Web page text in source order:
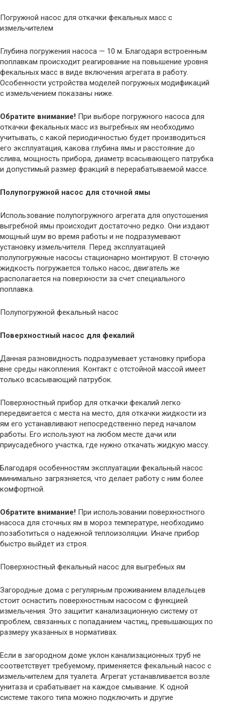
Погружной насос для откачки фекальных масс с
измельчителем
Глубина погружения насоса — 10 м. Благодаря встроенным
поплавкам происходит реагирование на повышение уровня
фекальных масс в виде включения агрегата в работу.
Особенности устройства моделей погружных модификаций
с измельчением показаны ниже.
Обратите внимание! При выборе погружного насоса для
откачки фекальных масс из выгребных ям необходимо
учитывать, с какой периодичностью будет производиться
его эксплуатация, какова глубина ямы и расстояние до
слива, мощность прибора, диаметр всасывающего патрубка
и допустимый размер фракций в перерабатываемой массе.
Полупогружной насос для сточной ямы
Использование полупогружного агрегата для опустошения
выгребной ямы происходит достаточно редко. Они издают
мощный шум во время работы и не подразумевают
установку измельчителя. Перед эксплуатацией
полупогружные насосы стационарно монтируют. В сточную
жидкость погружается только насос, двигатель же
располагается на поверхности за счет специального
поплавка.
Полупогружной фекальный насос
Поверхностный насос для фекалий
Данная разновидность подразумевает установку прибора
вне среды накопления. Контакт с отстойной массой имеет
только всасывающий патрубок.
Поверхностный прибор для откачки фекалий легко
передвигается с места на место, для откачки жидкости из
ям его устанавливают непосредственно перед началом
работы. Его используют на любом месте дачи или
приусадебного участка, где нужно откачать жидкую массу.
Благодаря особенностям эксплуатации фекальный насос
минимально загрязняется, что делает работу с ним более
комфортной.
Обратите внимание! При использовании поверхностного
насоса для сточных ям в мороз температуре, необходимо
позаботиться о надежной теплоизоляции. Иначе прибор
быстро выйдет из строя.
Поверхностный фекальный насос для выгребных ям
Загородные дома с регулярным проживанием владельцев
стоит оснастить поверхностным насосом с функцией
измельчения. Это защитит канализационную систему от
проблем, связанных с попаданием частиц, превышающих по
размеру указанных в нормативах.
Если в загородном доме уклон канализационных труб не
соответствует требуемому, применяется фекальный насос с
измельчителем для туалета. Агрегат устанавливается возле
унитаза и срабатывает на каждое смывание. К одной
системе такого типа можно подключить и другие